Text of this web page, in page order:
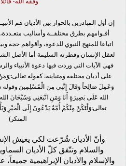
إن أول المبادرين بالحوار بين الأديان هم
أقـوامهم بطرق مختلفــة وأساليب
اتباعا للمنهج النبوي للدعوة، وأقواهم حجة
لعقل الإنسان وفطرته السليمة أما الأصل
فهي الآيات التي وردت فيها دعوة الأنبياء
على أديان مختلفة ومتباينة، كقوله
وَعَمِلَ صَالِحاً وَقَالَ إِنَّنِي مِنَ الْمُسْلِمِينَ وقوله
الله عَلَى بَصِيرَةٍ أَنَا وَمَنِ اتَّبَعَنِي وَسُبْحَانَ
تعالى:وَلْتَكُنْ مِنْكُمْ أُمَّةٌ يَدْعُونَ إِلَى الْخَيْرِ
المنكر)
وأنّ الأديان شُرّعت لكي يعيش
والسلام وتتّفق كلّ الأديان
والإسلام والأديان الإبراهيمية